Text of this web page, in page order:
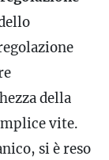
della
vite.
si è reso